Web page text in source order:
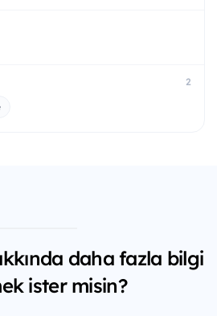
2
daha fazla bilgi
ister misin?